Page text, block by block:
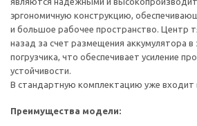
эргономичную конструкцию,
и большое рабочее пространство. Центр
назад за счет размещения аккумулятора в
погрузчика, что обеспечивает усиление
устойчивости.
В стандартную комплектацию уже входит
Преимущества модели: